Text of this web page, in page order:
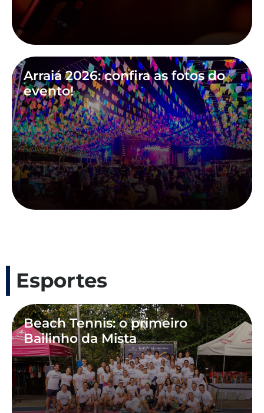
Arraiá 2026: confira as fotos do
evento!
Esportes
Beach Tennis: o primeiro
Bailinho da Mista